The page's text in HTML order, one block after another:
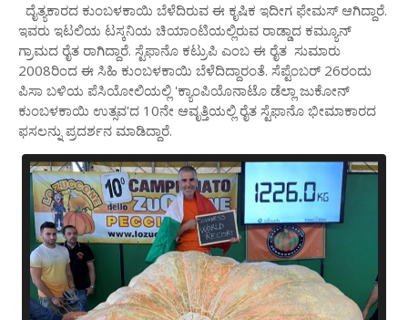
ದೈತ್ಯಕಾರದ ಕುಂಬಳಕಾಯಿ ಬೆಳೆದಿರುವ ಈ ಕೃಷಿಕ ಇದೀಗ ಫೇಮಸ್ ಆಗಿದ್ದಾರೆ.
ಇವರು ಇಟಲಿಯ ಟಸ್ಕನಿಯ ಚಿಯಾಂಟಿಯಲ್ಲಿರುವ ರಾಡ್ಡಾದ ಕಮ್ಯೂನ್‌
ಗ್ರಾಮದ ರೈತ ರಾಗಿದ್ದಾರೆ. ಸ್ಟೆಫಾನೊ ಕಟ್ರುಪಿ ಎಂಬ ಈ ರೈತ ಸುಮಾರು
2008ರಿಂದ ಈ ಸಿಹಿ ಕುಂಬಳಕಾಯಿ ಬೆಳೆದಿದ್ದಾರಂತೆ. ಸೆಪ್ಟೆಂಬರ್ 26ರಂದು
ಪಿಸಾ ಬಳಿಯ ಪೆಸಿಯೋಲಿಯಲ್ಲಿ 'ಕ್ಯಾಂಪಿಯೊನಾಟೊ ಡೆಲ್ಲಾ ಜುಕೋನ್
ಕುಂಬಳಕಾಯಿ ಉತ್ಸವ'ದ 10ನೇ ಆವೃತ್ತಿಯಲ್ಲಿ ರೈತ ಸ್ಟೆಫಾನೊ ಭೀಮಾಕಾರದ
ಫಸಲನ್ನು ಪ್ರದರ್ಶನ ಮಾಡಿದ್ದಾರೆ.